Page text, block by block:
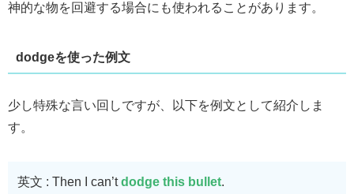
神的な物を回避する場合にも使われることがあります。
dodgeを使った例文
少し特殊な言い回しですが、以下を例文として紹介しま
す。
英文 : Then I can’tdodge this bullet.